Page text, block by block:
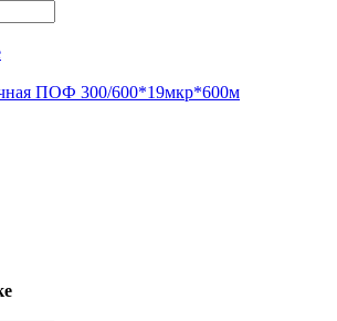
ПОФ 300/600*19мкр*600м